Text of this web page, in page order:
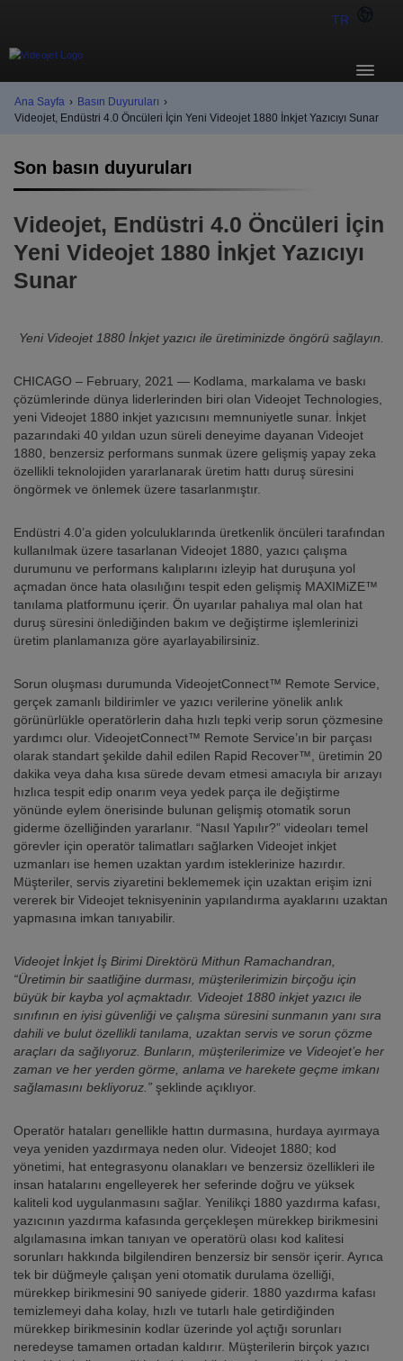
TR
Ana Sayfa › Basın Duyuruları ›
Videojet, Endüstri 4.0 Öncüleri İçin Yeni Videojet 1880 İnkjet Yazıcıyı Sunar
Son basın duyuruları
Videojet, Endüstri 4.0 Öncüleri İçin
Yeni Videojet 1880 İnkjet Yazıcıyı
Sunar
Yeni Videojet 1880 İnkjet yazıcı ile üretiminizde öngörü sağlayın.
CHICAGO – February, 2021 — Kodlama, markalama ve baskı
çözümlerinde dünya liderlerinden biri olan Videojet Technologies,
yeni Videojet 1880 inkjet yazıcısını memnuniyetle sunar. İnkjet
pazarındaki 40 yıldan uzun süreli deneyime dayanan Videojet
1880, benzersiz performans sunmak üzere gelişmiş yapay zeka
özellikli teknolojiden yararlanarak üretim hattı duruş süresini
öngörmek ve önlemek üzere tasarlanmıştır.
Endüstri 4.0’a giden yolculuklarında üretkenlik öncüleri tarafından
kullanılmak üzere tasarlanan Videojet 1880, yazıcı çalışma
durumunu ve performans kalıplarını izleyip hat duruşuna yol
açmadan önce hata olasılığını tespit eden gelişmiş MAXIMiZE™
tanılama platformunu içerir. Ön uyarılar pahalıya mal olan hat
duruş süresini önlediğinden bakım ve değiştirme işlemlerinizi
üretim planlamanıza göre ayarlayabilirsiniz.
Sorun oluşması durumunda VideojetConnect™ Remote Service,
gerçek zamanlı bildirimler ve yazıcı verilerine yönelik anlık
görünürlükle operatörlerin daha hızlı tepki verip sorun çözmesine
yardımcı olur. VideojetConnect™ Remote Service’ın bir parçası
olarak standart şekilde dahil edilen Rapid Recover™, üretimin 20
dakika veya daha kısa sürede devam etmesi amacıyla bir arızayı
hızlıca tespit edip onarım veya yedek parça ile değiştirme
yönünde eylem önerisinde bulunan gelişmiş otomatik sorun
giderme özelliğinden yararlanır. “Nasıl Yapılır?” videoları temel
görevler için operatör talimatları sağlarken Videojet inkjet
uzmanları ise hemen uzaktan yardım isteklerinize hazırdır.
Müşteriler, servis ziyaretini beklememek için uzaktan erişim izni
vererek bir Videojet teknisyeninin yapılandırma ayaklarını uzaktan
yapmasına imkan tanıyabilir.
Videojet İnkjet İş Birimi Direktörü Mithun Ramachandran,
“Üretimin bir saatliğine durması, müşterilerimizin birçoğu için
büyük bir kayba yol açmaktadır. Videojet 1880 inkjet yazıcı ile
sınıfının en iyisi güvenliği ve çalışma süresini sunmanın yanı sıra
dahili ve bulut özellikli tanılama, uzaktan servis ve sorun çözme
araçları da sağlıyoruz. Bunların, müşterilerimize ve Videojet’e her
zaman ve her yerden görme, anlama ve harekete geçme imkanı
sağlamasını bekliyoruz.” şeklinde açıklıyor.
Operatör hataları genellikle hattın durmasına, hurdaya ayırmaya
veya yeniden yazdırmaya neden olur. Videojet 1880; kod
yönetimi, hat entegrasyonu olanakları ve benzersiz özellikleri ile
insan hatalarını engelleyerek her seferinde doğru ve yüksek
kaliteli kod uygulanmasını sağlar. Yenilikçi 1880 yazdırma kafası,
yazıcının yazdırma kafasında gerçekleşen mürekkep birikmesini
algılamasına imkan tanıyan ve operatörü olası kod kalitesi
sorunları hakkında bilgilendiren benzersiz bir sensör içerir. Ayrıca
tek bir düğmeyle çalışan yeni otomatik durulama özelliği,
mürekkep birikmesini 90 saniyede giderir. 1880 yazdırma kafası
temizlemeyi daha kolay, hızlı ve tutarlı hale getirdiğinden
mürekkep birikmesinin kodlar üzerinde yol açtığı sorunları
neredeyse tamamen ortadan kaldırır. Müşterilerin birçok yazıcı